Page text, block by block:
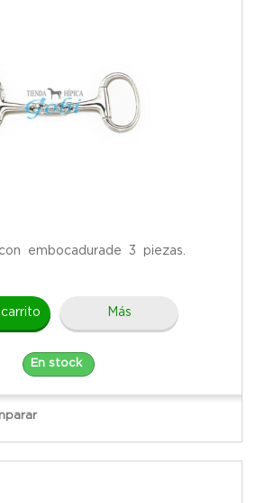
embocadurade 3 piezas.
Más
En stock